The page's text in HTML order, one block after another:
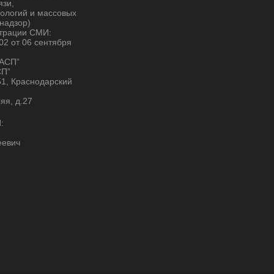
и массовых
СМИ:
от 06 сентября
Краснодарский
д.27